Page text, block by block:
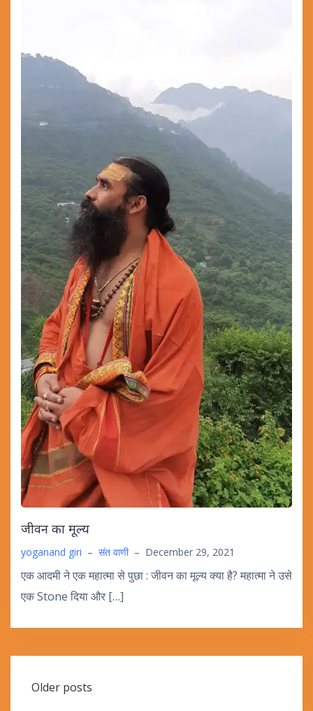
जीवन का मूल्य
yoganand giri – संत वाणी – December 29, 2021
एक आदमी ने एक महात्मा से पुछा : जीवन का मूल्य क्या है? महात्मा ने उसे
एक Stone दिया और […]
Posts
navigation
Older posts